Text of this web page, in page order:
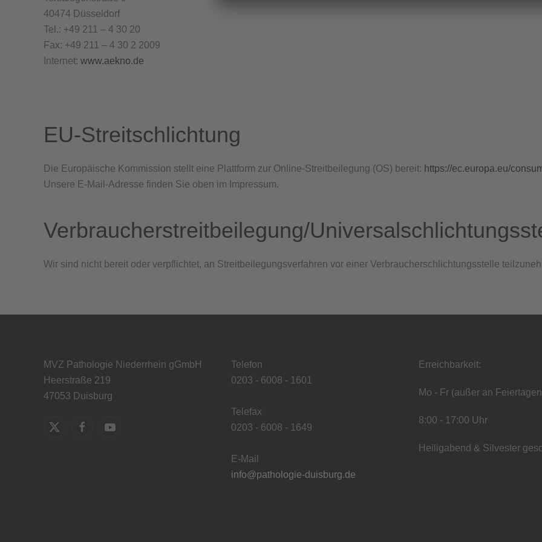
40474 Düsseldorf
Tel.: +49 211 – 4 30 20
Fax: +49 211 – 4 30 2 2009
Internet: www.aekno.de
EU-Streitschlichtung
Die Europäische Kommission stellt eine Plattform zur Online-Streitbeilegung (OS) bereit: https://ec.europa.eu/
Unsere E-Mail-Adresse finden Sie oben im Impressum.
Verbraucher­streit­beilegung/
Wir sind nicht bereit oder verpflichtet, an Streitbeilegungsverfahren vor einer Verbraucherschlichtungsstelle
MVZ Pathologie Niederrhein gGmbH
Heerstraße 219
47053 Duisburg
Telefon
0203 - 6008 - 1601
Telefax
0203 - 6008 - 1649
E-Mail
info@pathologie-duisburg.de
Erreichbarkeit:
Mo - Fr (außer an
8:00 - 17:00 Uhr
Heiligabend & Silvester